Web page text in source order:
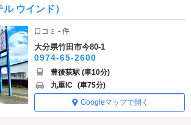
ウインド）
口コミ - 件
大分県竹田市今80-1
0974-65-2600
豊後荻駅 (車10分)
九重IC (車75分)
Googleマップで開く